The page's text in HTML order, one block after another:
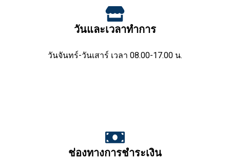
วันและเวลาทำการ
วันจันทร์-วันเสาร์ เวลา 08.00-17.00 น.
ช่องทางการชำระเงิน